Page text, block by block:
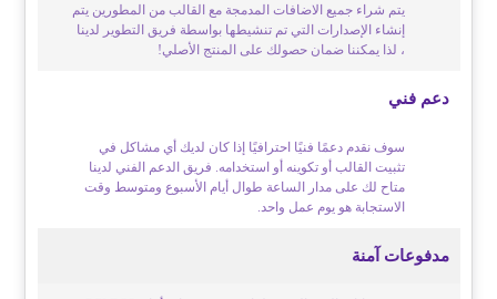
يتم شراء جميع الاضافات المدمجة مع القالب من المطورين يتم
إنشاء الإصدارات التي تم تنشيطها بواسطة فريق التطوير لدينا
، لذا يمكننا ضمان حصولك على المنتج الأصلي!
دعم فني
سوف نقدم دعمًا فنيًا احترافيًا إذا كان لديك أي مشاكل في
تثبيت القالب أو تكوينه أو استخدامه. فريق الدعم الفني لدينا
متاح لك على مدار الساعة طوال أيام الأسبوع ومتوسط وقت
الاستجابة هو يوم عمل واحد.
مدفوعات آمنة